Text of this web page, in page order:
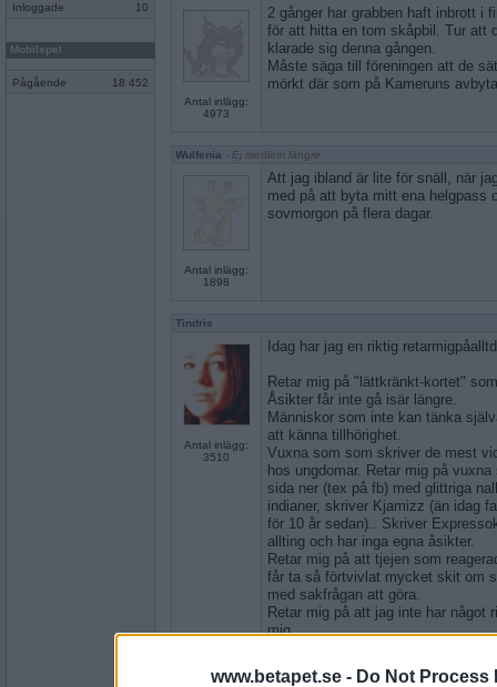
www.betapet.se - Do Not Process
Inloggade 10
Mobilspel
Pågående 18 452
Antal inlägg:
4973
2 gånger har grabben haft inbrott i
för att hitta en tom skåpbil. Tur att
klarade sig denna gången.
Måste säga till föreningen att de
mörkt där som på Kameruns
Wulfenia - Ej medlem längre
Antal inlägg:
1898
Att jag ibland är lite för snäll, när
med på att byta mitt ena helgpass
sovmorgon på flera dagar.
Tindris
Antal inlägg:
3510
Idag har jag en riktig
Retar mig på "lättkränkt-kortet"
Åsikter får inte gå isär längre.
Människor som inte kan tänka
att känna tillhörighet.
Vuxna som som skriver de mest
hos ungdomar. Retar mig på
sida ner (tex på fb) med glittriga
indianer, skriver Kjamizz (än idag
för 10 år sedan).. Skriver
allting och har inga egna åsikter.
Retar mig på att tjejen som
får ta så förtvivlat mycket skit om
med sakfrågan att göra.
Retar mig på att jag inte har något
mig..